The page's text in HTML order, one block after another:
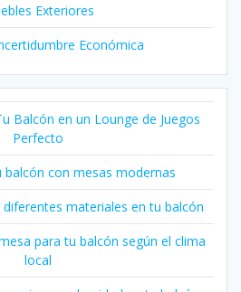
Exteriores
Económica
Balcón en un Lounge de Juegos
Perfecto
con mesas modernas
materiales en tu balcón
para tu balcón según el clima
local